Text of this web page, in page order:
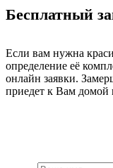
Бесплатный
Если вам нужна
определение её
онлайн заявки.
приедет к Вам домой